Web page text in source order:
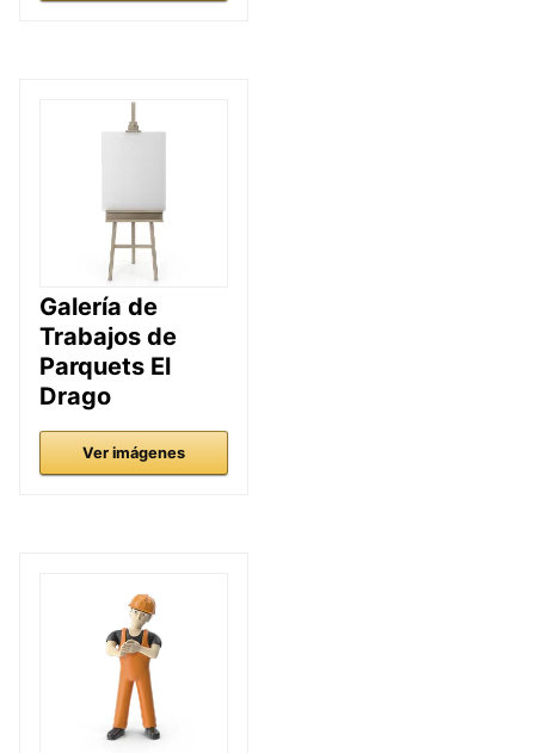
Galería de
Trabajos de
Parquets El
Drago
Ver imágenes